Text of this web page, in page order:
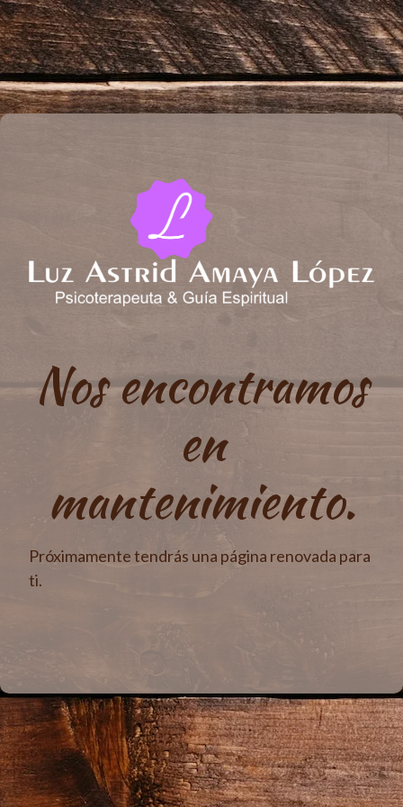
Nos encontramos
en
mantenimiento.
Próximamente tendrás una página renovada para
ti.